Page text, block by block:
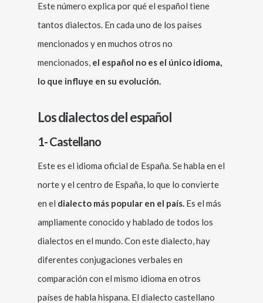
Este número explica por qué el español tiene
tantos dialectos. En cada uno de los países
mencionados y en muchos otros no
mencionados, el español no es el único idioma,
lo que influye en su evolución.
Los dialectos del español
1- Castellano
Este es el idioma oficial de España. Se habla en el
norte y el centro de España, lo que lo convierte
en el dialecto más popular en el país. Es el más
ampliamente conocido y hablado de todos los
dialectos en el mundo. Con este dialecto, hay
diferentes conjugaciones verbales en
comparación con el mismo idioma en otros
países de habla hispana. El dialecto castellano